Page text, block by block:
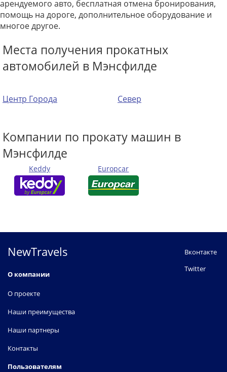
арендуемого авто, бесплатная отмена бронирования,
помощь на дороге, дополнительное оборудование и
многое другое.
Места получения прокатных
автомобилей в Мэнсфилде
Центр Города Север
Компании по прокату машин в
Мэнсфилде
Keddy Europcar
NewTravels
О компании
О проекте
Наши преимущества
Наши партнеры
Контакты
Пользователям
Вконтакте
Twitter